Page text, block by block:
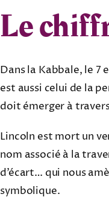
Le
Dans la Kabbale, le
est aussi celui de la
doit émerger à
Lincoln est mort un
nom associé à la
d’écart… qui nous
symbolique.